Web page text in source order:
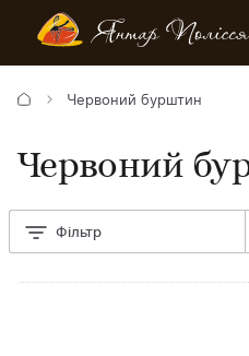
Червоний бурштин
Червоний
Фільтр